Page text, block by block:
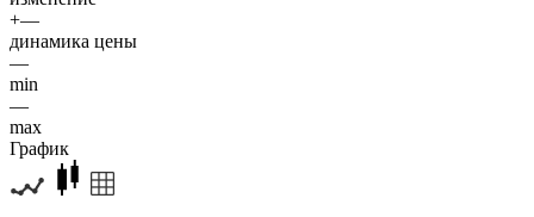
+—
динамика цены
—
min
—
max
График